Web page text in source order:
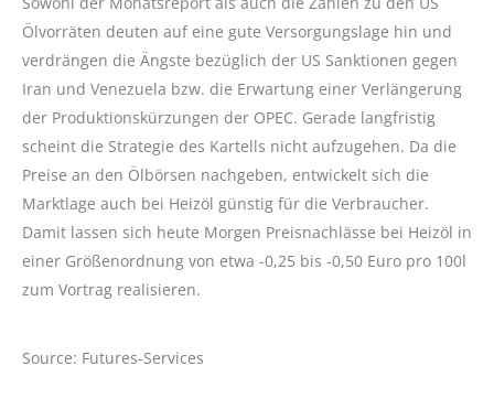
Ölvorräten deuten auf eine gute Versorgungslage hin und
verdrängen die Ängste bezüglich der US Sanktionen gegen
Iran und Venezuela bzw. die Erwartung einer Verlängerung
der Produktionskürzungen der OPEC. Gerade langfristig
scheint die Strategie des Kartells nicht aufzugehen. Da die
Preise an den Ölbörsen nachgeben, entwickelt sich die
Marktlage auch bei Heizöl günstig für die Verbraucher.
Damit lassen sich heute Morgen Preisnachlässe bei Heizöl in
einer Größenordnung von etwa -0,25 bis -0,50 Euro pro 100l
zum Vortrag realisieren.
Source: Futures-Services